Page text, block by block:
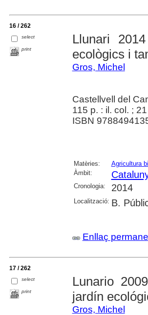
16 / 262
select
print
Llunari
ecològics i
Gros, Michel
Castellvell del
115 p. : il. col. ;
ISBN
Matèries: Agricultura
Àmbit:
Cronologia: 2014
Localització: B.
Enllaç
17 / 262
select
print
Lunario
jardín
Gros, Michel